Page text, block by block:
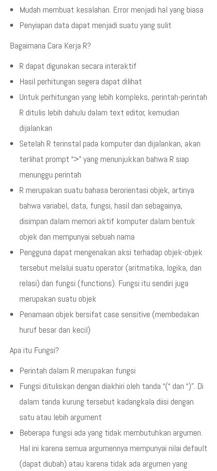
Mudah membuat kesalahan. Error menjadi hal yang biasa
Penyiapan data dapat menjadi suatu yang sulit
Bagaimana Cara Kerja R?
R dapat digunakan secara interaktif
Hasil perhitungan segera dapat dilihat
Untuk perhitungan yang lebih kompleks, perintah-perintah
R ditulis lebih dahulu dalam text editor, kemudian
dijalankan
Setelah R terinstal pada komputer dan dijalankan, akan
terlihat prompt “>” yang menunjukkan bahwa R siap
menunggu perintah
R merupakan suatu bahasa berorientasi objek, artinya
bahwa variabel, data, fungsi, hasil dan sebagainya,
disimpan dalam memori aktif komputer dalam bentuk
objek dan mempunyai sebuah nama
Pengguna dapat mengenakan aksi terhadap objek-objek
tersebut melalui suatu operator (aritmatika, logika, dan
relasi) dan fungsi (functions). Fungsi itu sendiri juga
merupakan suatu objek
Penamaan objek bersifat case sensitive (membedakan
huruf besar dan kecil)
Apa itu Fungsi?
Perintah dalam R merupakan fungsi
Fungsi dituliskan dengan diakhiri oleh tanda “(“ dan “)”. Di
dalam tanda kurung tersebut kadangkala diisi dengan
satu atau lebih argument
Beberapa fungsi ada yang tidak membutuhkan argumen.
Hal ini karena semua argumennya mempunyai nilai default
(dapat diubah) atau karena tidak ada argumen yang